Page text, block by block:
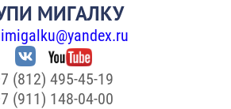
МИГАЛКУ
(812) 495-45-19
(911) 148-04-00